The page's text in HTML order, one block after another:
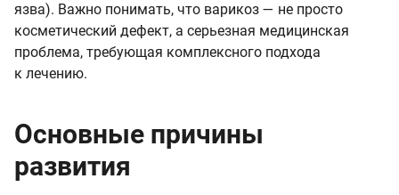
язва). Важно понимать, что варикоз — не просто
косметический дефект, а серьезная медицинская
проблема, требующая комплексного подхода
к лечению.
Основные причины
развития